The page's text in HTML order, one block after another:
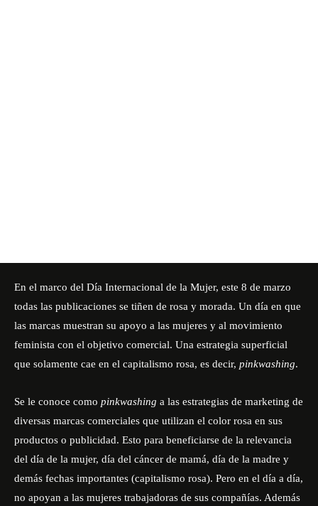
En el marco del Día Internacional de la Mujer, este 8 de marzo
todas las publicaciones se tiñen de rosa y morada. Un día en que
las marcas muestran su apoyo a las mujeres y al movimiento
feminista con el objetivo comercial. Una estrategia superficial
que solamente cae en el capitalismo rosa, es decir, pinkwashing.
Se le conoce como pinkwashing a las estrategias de marketing de
diversas marcas comerciales que utilizan el color rosa en sus
productos o publicidad. Esto para beneficiarse de la relevancia
del día de la mujer, día del cáncer de mamá, día de la madre y
demás fechas importantes (capitalismo rosa). Pero en el día a día,
no apoyan a las mujeres trabajadoras de sus compañías. Además